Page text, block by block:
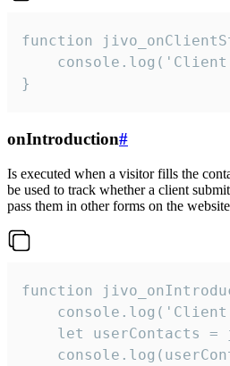
function
}
onIntroduction#
Is executed when a visitor fills the
be used to track whether a client
pass them in other forms on the
function
let userContacts =